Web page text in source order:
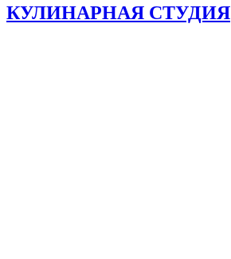
КУЛИНАРНАЯ СТУДИЯ